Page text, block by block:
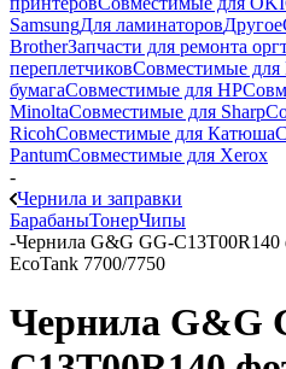
SamsungДля ламинаторовДругое
BrotherЗапчасти для ремонта
переплетчиковСовместимые для
бумагаСовместимые для HP
MinoltaСовместимые для Sharp
RicohСовместимые для Катюша
PantumСовместимые для Xerox
-
Чернила и заправки
БарабаныТонерЧипы
-Чернила G&G GG-C13T00R140
EcoTank 7700/7750
Чернила G&G